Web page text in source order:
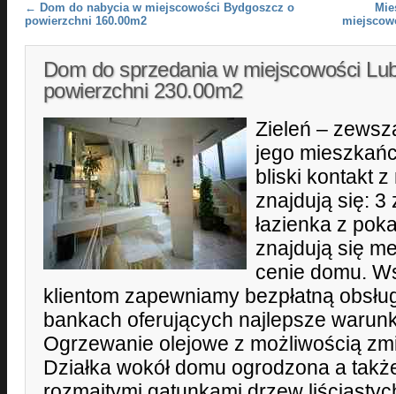
Post navigation
← Dom do nabycia w miejscowości Bydgoszcz o
powierzchni 160.00m2
Dom do sprzedania w miejscowości
powierzchni 230.00m2
Zieleń –
jego
bliski kontakt
znajdują się: 3
łazienka z
znajdują się
cenie domu.
klientom zapewniamy bezpłatną
bankach oferujących najlepsze
Ogrzewanie olejowe z możliwością
Działka wokół domu ogrodzona a